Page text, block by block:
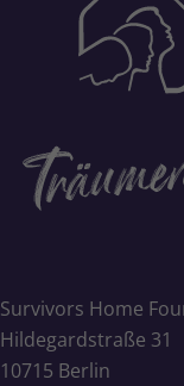
Survivors Home
Hildegardstraße 31
10715 Berlin